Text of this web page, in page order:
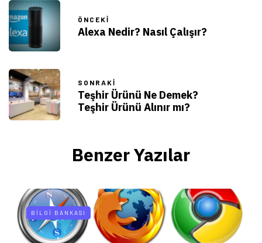
ÖNCEKI
Alexa Nedir? Nasıl Çalışır?
SONRAKI
Teşhir Ürünü Ne Demek?
Teşhir Ürünü Alınır mı?
Benzer Yazılar
BILGI BANKASI